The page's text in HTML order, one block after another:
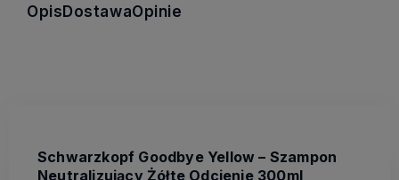
Opis DostawaOpinie
Schwarzkopf Goodbye Yellow – Szampon
Neutralizujący Żółte Odcienie 300ml